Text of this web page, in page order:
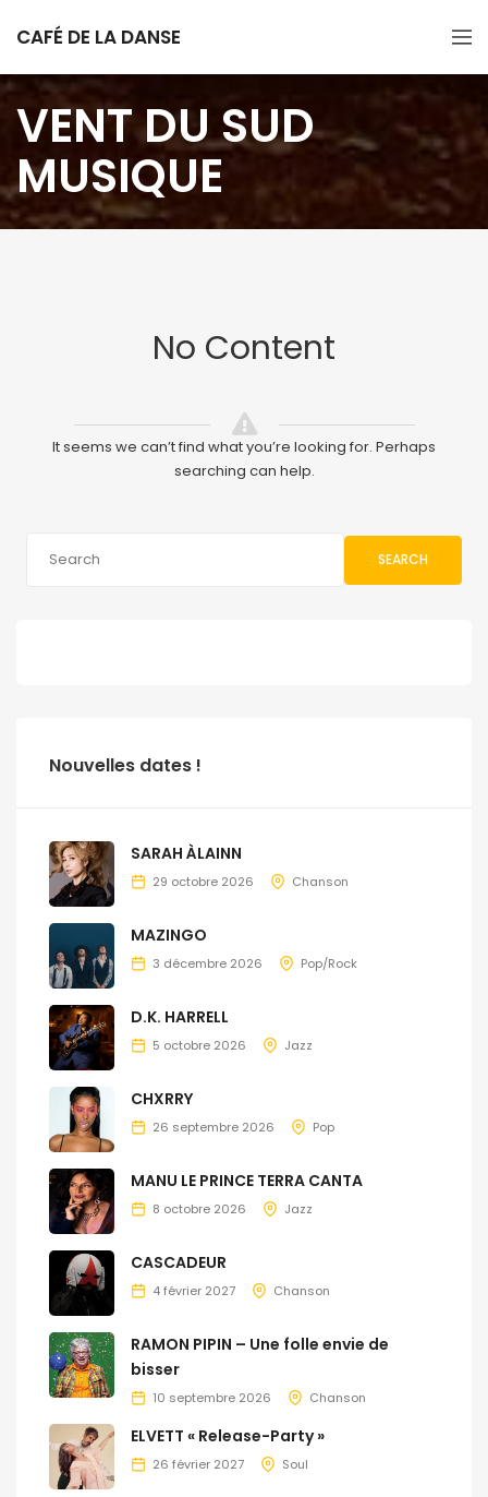
CAFÉ DE LA DANSE
VENT DU SUD
MUSIQUE
No Content
It seems we can’t find what you’re looking for. Perhaps
searching can help.
SEARCH
Nouvelles dates !
SARAH ÀLAINN
29 octobre 2026 Chanson
MAZINGO
3 décembre 2026 Pop/Rock
D.K. HARRELL
5 octobre 2026 Jazz
CHXRRY
26 septembre 2026 Pop
MANU LE PRINCE TERRA CANTA
8 octobre 2026 Jazz
CASCADEUR
4 février 2027 Chanson
RAMON PIPIN – Une folle envie de
bisser
10 septembre 2026 Chanson
ELVETT « Release-Party »
26 février 2027 Soul